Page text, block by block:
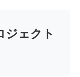
ジェクト